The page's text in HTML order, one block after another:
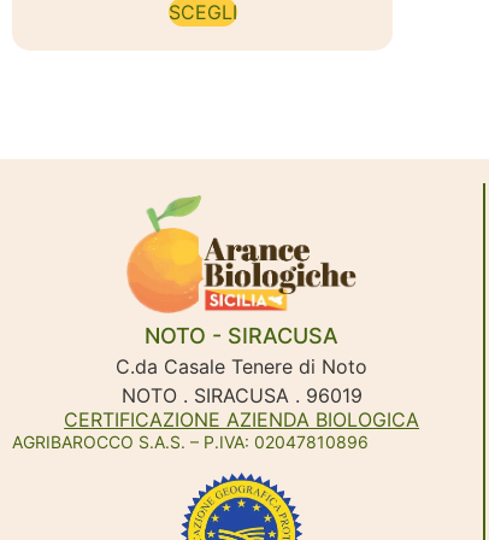
SCEGLI
NOTO - SIRACUSA
C.da Casale Tenere di Noto
NOTO . SIRACUSA . 96019
CERTIFICAZIONE AZIENDA BIOLOGICA
AGRIBAROCCO S.A.S. – P.IVA: 02047810896